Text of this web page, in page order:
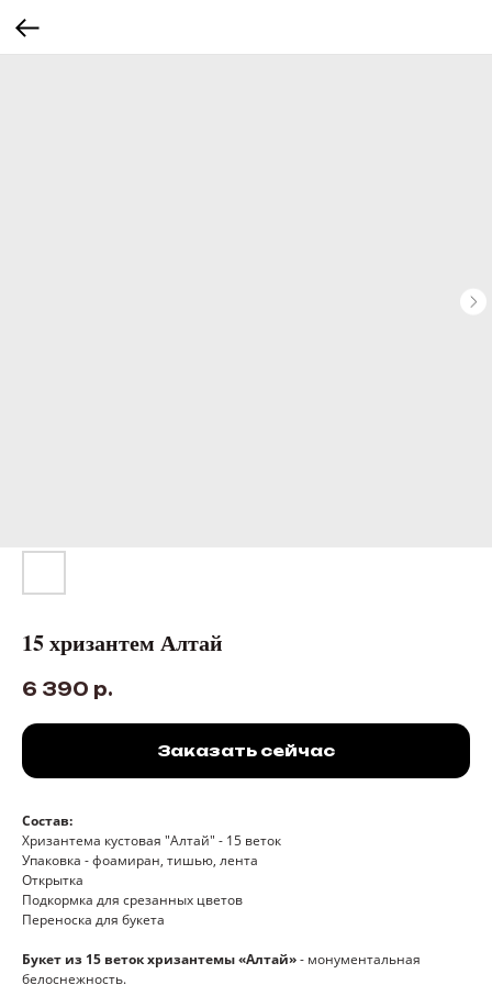
15 хризантем Алтай
6 390 р.
Заказать сейчас
Состав:
Хризантема кустовая "Алтай" - 15 веток
Упаковка - фоамиран, тишью, лента
Открытка
Подкормка для срезанных цветов
Переноска для букета
Букет из 15 веток хризантемы «Алтай»- монументальная
белоснежность.